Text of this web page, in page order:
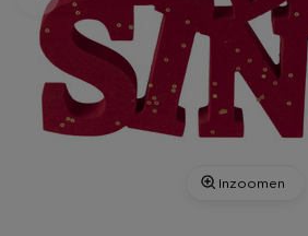
Inzoomen